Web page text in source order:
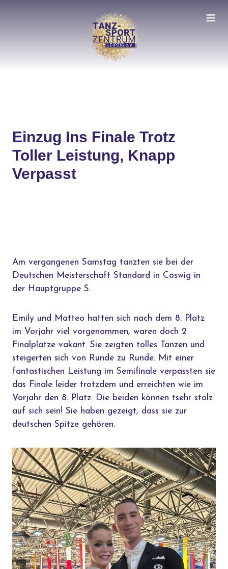
Einzug Ins Finale Trotz
Toller Leistung, Knapp
Verpasst
Am vergangenen Samstag tanzten sie bei der
Deutschen Meisterschaft Standard in Coswig in
der Hauptgruppe S.
Emily und Matteo hatten sich nach dem 8. Platz
im Vorjahr viel vorgenommen, waren doch 2
Finalplätze vakant. Sie zeigten tolles Tanzen und
steigerten sich von Runde zu Runde. Mit einer
fantastischen Leistung im Semifinale verpassten sie
das Finale leider trotzdem und erreichten wie im
Vorjahr den 8. Platz. Die beiden können tsehr stolz
auf sich sein! Sie haben gezeigt, dass sie zur
deutschen Spitze gehören.